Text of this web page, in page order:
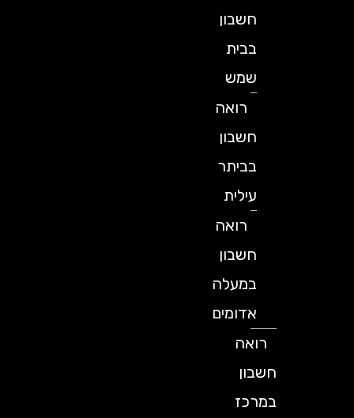
חשבון
בבית
שמש
רואה
חשבון
בביתר
עילית
רואה
חשבון
במעלה
אדומים
רואה
חשבון
במרכז